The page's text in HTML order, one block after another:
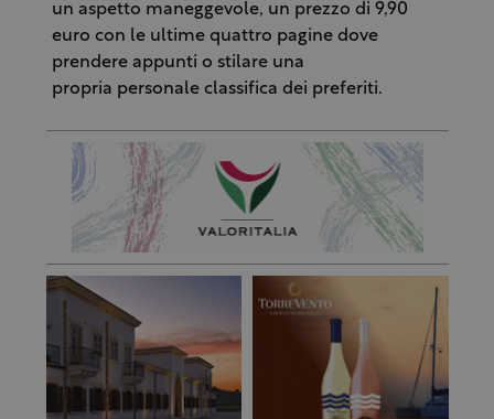
un aspetto maneggevole, un prezzo di 9,90
euro con le ultime quattro pagine dove
prendere appunti o stilare una
propria personale classifica dei preferiti.